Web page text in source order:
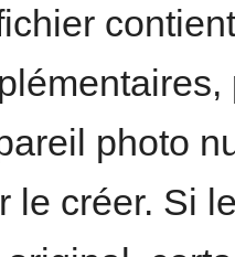
photo
le créer. Si